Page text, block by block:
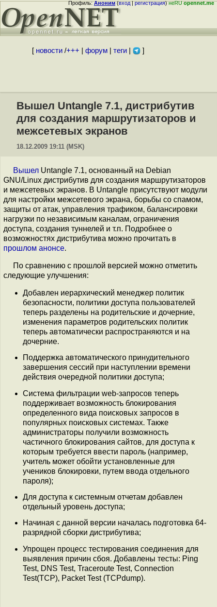
Профиль:Аноним(вход|регистрация)неRUopennet.me
[ новости/+++ форум| теги| ]
Вышел Untangle 7.1, дистрибутив
для создания маршрутизаторов и
межсетевых экранов
18.12.2009 19:11 (MSK)
Вышел Untangle 7.1, основанный на Debian
GNU/Linux дистрибутив для создания маршрутизаторов
и межсетевых экранов. В Untangle присутствуют модули
для настройки межсетевого экрана, борьбы со спамом,
защиты от атак, управления трафиком, балансировки
нагрузки по независимым каналам, ограничения
доступа, создания туннелей и т.п. Подробнее о
возможностях дистрибутива можно прочитать в
прошлом анонсе.
По сравнению с прошлой версией можно отметить
следующие улучшения:
Добавлен иерархический менеджер политик
безопасности, политики доступа пользователей
теперь разделены на родительские и дочерние,
изменения параметров родительских политик
теперь автоматически распространяются и на
дочерние.
Поддержка автоматического принудительного
завершения сессий при наступлении времени
действия очередной политики доступа;
Система фильтрации web-запросов теперь
поддерживает возможность блокирования
определенного вида поисковых запросов в
популярных поисковых системах. Также
администраторы получили возможность
частичного блокирования сайтов, для доступа к
которым требуется ввести пароль (например,
учитель может обойти установленные для
учеников блокировки, путем ввода отдельного
пароля);
Для доступа к системным отчетам добавлен
отдельный уровень доступа;
Начиная с данной версии началась подготовка 64-
разрядной сборки дистрибутива;
Упрощен процесс тестирования соединения для
выявления причин сбоя. Добавлены тесты: Ping
Test, DNS Test, Traceroute Test, Connection
Test(TCP), Packet Test (TCPdump).